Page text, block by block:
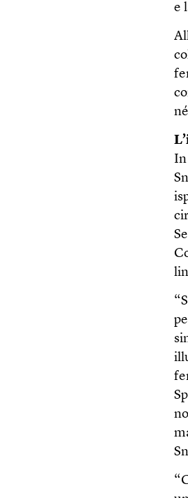
e
In